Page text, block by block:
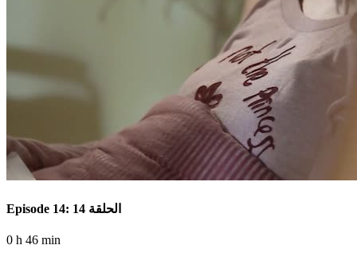
Episode 14: الحلقة 14
0 h 46 min